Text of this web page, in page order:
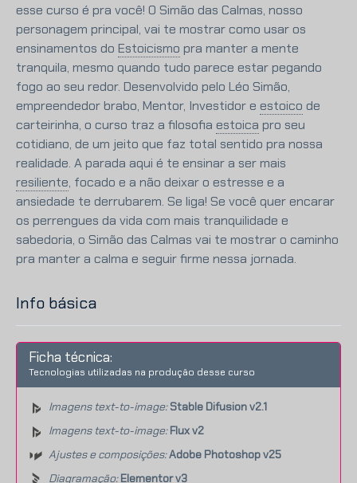
esse curso é pra você! O Simão das Calmas, nosso
personagem principal, vai te mostrar como usar os
ensinamentos do Estoicismo pra manter a mente
tranquila, mesmo quando tudo parece estar pegando
fogo ao seu redor. Desenvolvido pelo Léo Simão,
empreendedor brabo, Mentor, Investidor e estoico de
carteirinha, o curso traz a filosofia estoica pro seu
cotidiano, de um jeito que faz total sentido pra nossa
realidade. A parada aqui é te ensinar a ser mais
resiliente, focado e a não deixar o estresse e a
ansiedade te derrubarem. Se liga! Se você quer encarar
os perrengues da vida com mais tranquilidade e
sabedoria, o Simão das Calmas vai te mostrar o caminho
pra manter a calma e seguir firme nessa jornada.
Info básica
Ficha técnica:
Tecnologias utilizadas na produção desse curso
Imagens text-to-image: Stable Difusion v2.1
Imagens text-to-image: Flux v2
Ajustes e composições:Adobe Photoshop v25
Diagramação: Elementor v3